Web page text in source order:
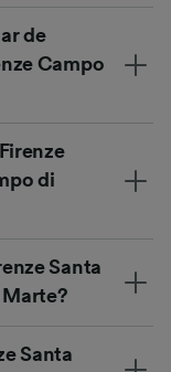
de
Campo
di
Santa
Marte?
Santa